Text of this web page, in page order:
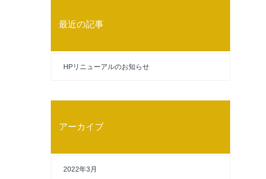
最近の記事
HPリニューアルのお知らせ
アーカイブ
2022年3月